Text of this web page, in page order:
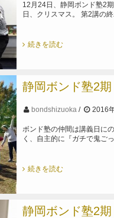
12月24日、静岡ボンド塾2
日、クリスマス。 第2講の
続きを読む
静岡ボンド塾2
bondshizuoka 2016
ボンド塾の仲間は講義日に
く、自主的に『ガチで鬼ご
続きを読む
静岡ボンド塾2期